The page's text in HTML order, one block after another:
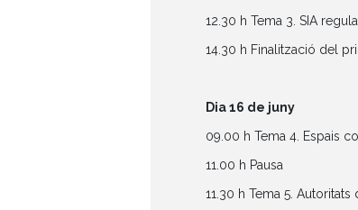
12.30 h Tema 3. SIA
14.30 h Finalització del
Dia 16 de juny
09.00 h Tema 4. Espais
11.00 h Pausa
11.30 h Tema 5.